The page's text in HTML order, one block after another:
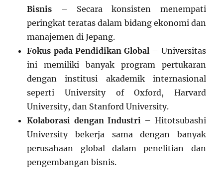
Bisnis – Secara konsisten menempati
peringkat teratas dalam bidang ekonomi dan
manajemen di Jepang.
Fokus pada Pendidikan Global – Universitas
ini memiliki banyak program pertukaran
dengan institusi akademik internasional
seperti University of Oxford, Harvard
University, dan Stanford University.
Kolaborasi dengan Industri – Hitotsubashi
University bekerja sama dengan banyak
perusahaan global dalam penelitian dan
pengembangan bisnis.